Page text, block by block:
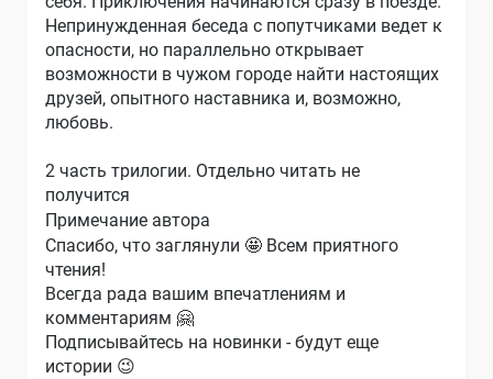
Непринужденная беседа с попутчиками ведет к
опасности, но параллельно открывает
возможности в чужом городе найти настоящих
друзей, опытного наставника и, возможно,
любовь.
2 часть трилогии. Отдельно читать не
получится
Примечание автора
Спасибо, что заглянули 🤩 Всем приятного
чтения!
Всегда рада вашим впечатлениям и
комментариям 🤗
Подписывайтесь на новинки - будут еще
истории 😉